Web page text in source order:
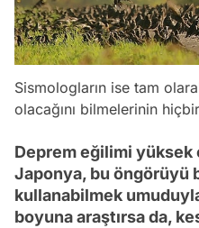
Sismologların ise tam
olacağını bilmelerinin
Deprem eğilimi yüksek
Japonya, bu öngörüyü
kullanabilmek
boyuna araştırsa da,